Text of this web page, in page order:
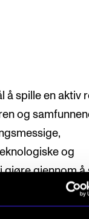
å spille en aktiv
og
og
gjøre gjennom å
og ved å gi